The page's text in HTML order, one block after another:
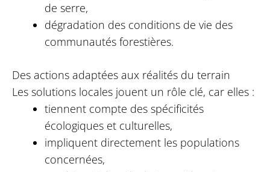
de serre,
dégradation des conditions de vie des
communautés forestières.
Des actions adaptées aux réalités du terrain
Les solutions locales jouent un rôle clé, car elles :
tiennent compte des spécificités
écologiques et culturelles,
impliquent directement les populations
concernées,